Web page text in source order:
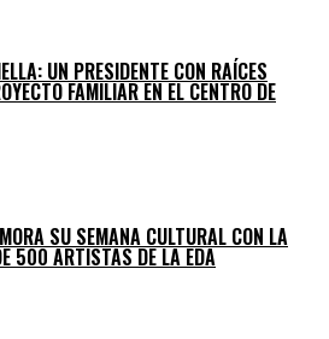
UN PRESIDENTE CON RAÍCES
FAMILIAR EN EL CENTRO DE
SU SEMANA CULTURAL CON LA
500 ARTISTAS DE LA EDA